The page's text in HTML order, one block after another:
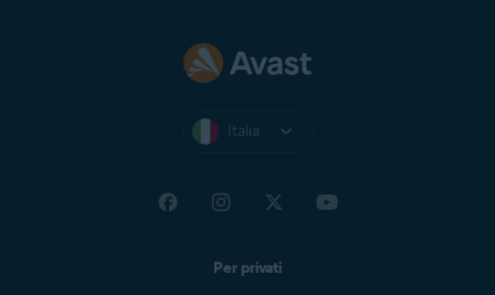
Italia
Per privati